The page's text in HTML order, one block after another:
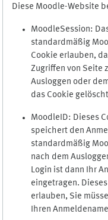
Diese Moodle-Website
MoodleSession:
standardmäßig
Cookie erlauben,
Zugriffen von Seite
Ausloggen oder
das Cookie
MoodleID: Dieses
speichert den
standardmäßig
nach dem
Login ist dann Ihr
eingetragen.
erlauben, Sie
Ihren